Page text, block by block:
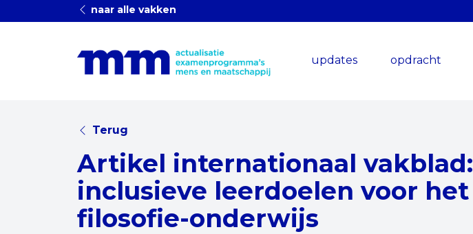
naar alle vakken
updates opdracht
Terug
Artikel internationaal vakblad:
inclusieve leerdoelen voor het
filosofie-onderwijs